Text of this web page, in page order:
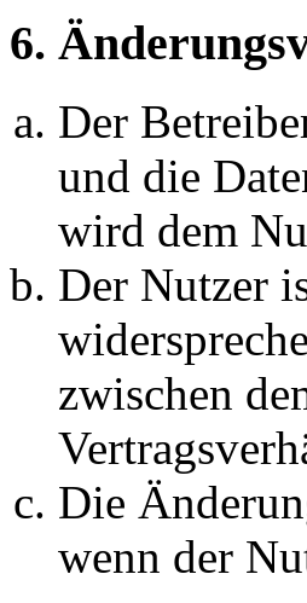
6.
Der
und die
wird dem
Der Nutzer
zwischen
Die
wenn der